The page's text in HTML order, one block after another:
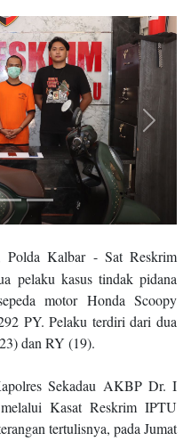
Next
Kalbar - Sat Reskrim
pelaku kasus tindak pidana
motor Honda Scoopy
PY. Pelaku terdiri dari dua
dan RY (19).
Sekadau AKBP Dr. I
Kasat Reskrim IPTU
tertulisnya, pada Jumat